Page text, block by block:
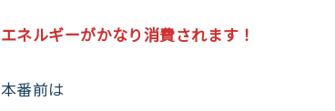
エネルギーがかなり消費されます！
本番前は